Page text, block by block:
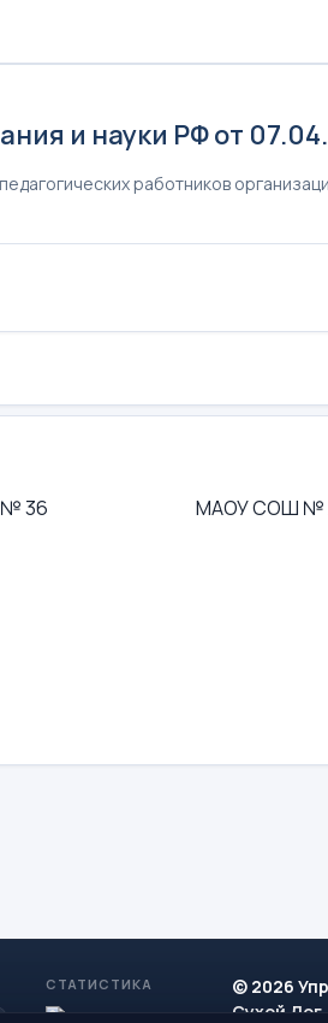
и науки РФ от
работников
36 МАОУ СОШ №
СТАТИСТИКА
© 2026
Сухой Лог